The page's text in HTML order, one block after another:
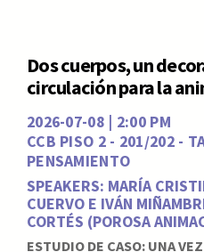
Dos cuerpos, un
circulación para la
2026-07-08 | 2:00 PM
CCB PISO 2 - 201/202 -
PENSAMIENTO
SPEAKERS: MARÍA
CUERVO E IVÁN
CORTÉS (POROSA
ESTUDIO DE CASO: UNA